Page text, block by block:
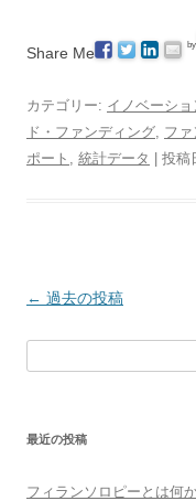
Share Me by
カテゴリー: イノベーシ
ド・ファンディング, フ
ポート , 統計データ | 投稿
投
シ
← 過去の投稿
最近の投稿
フィランソロピーとは何